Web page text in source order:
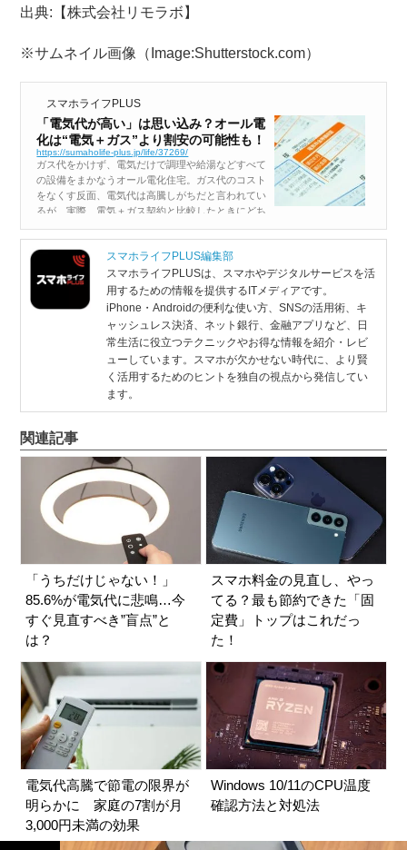
出典:【株式会社リモラボ】
※サムネイル画像（Image:Shutterstock.com）
スマホライフPLUS
「電気代が高い」は思い込み？オール電
化は“電気＋ガス”より割安の可能性も！
https://sumaholife-plus.jp/life/37269/
ガス代をかけず、電気だけで調理や給湯などすべて
の設備をまかなうオール電化住宅。ガス代のコスト
をなくす反面、電気代は高騰しがちだと言われてい
るが、実際、電気＋ガス契約と比較したときにどち
株式会社は今回、オール電化住宅に住んで...
スマホライフPLUS編集部
スマホライフPLUSは、スマホやデジタルサービスを活
用するための情報を提供するITメディアです。
iPhone・Androidの便利な使い方、SNSの活用術、キ
ャッシュレス決済、ネット銀行、金融アプリなど、日
常生活に役立つテクニックやお得な情報を紹介・レビ
ューしています。スマホが欠かせない時代に、より賢
く活用するためのヒントを独自の視点から発信してい
ます。
関連記事
「うちだけじゃない！」
85.6%が電気代に悲鳴…今
すぐ見直すべき”盲点”と
は？
スマホ料金の見直し、やっ
てる？最も節約できた「固
定費」トップはこれだっ
た！
電気代高騰で節電の限界が
明らかに 家庭の7割が月
3,000円未満の効果
Windows 10/11のCPU温度
確認方法と対処法